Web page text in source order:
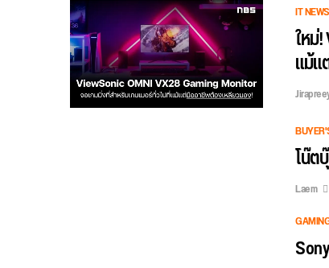
IT NEWS
ใหม่
แม้
โน๊ต
Laem